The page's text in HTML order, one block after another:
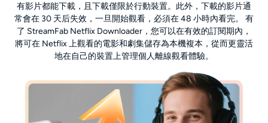
有影片都能下載，且下載僅限於行動裝置。此外，下載的影片通
常會在 30 天后失效，一旦開始觀看，必須在 48 小時內看完。 有
了 StreamFab Netflix Downloader，您可以在有效的訂閱期內，
將可在 Netflix 上觀看的電影和劇集儲存為本機複本，從而更靈活
地在自己的裝置上管理個人離線觀看體驗。